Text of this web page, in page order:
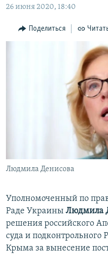
Вернутся
поискуИНФОГРАФИКА
ТЕЛЕПРОЕКТ КРЫМ.РЕАЛИИ
СОВЕТЫ ПРАВОЗАЩИТНИКОВ
ПРОПАВШИЕ БЕЗ ВЕСТИ
ПОБЕДИТЕЛЕЙ НЕ СУДЯТ?
КРЫМ.НЕПОКОРЕННЫЙ
УКРАИНСКАЯ ПРОБЛЕМА КРЫМА
РАДІО СВОБОДА
КАК ОБОЙТИ
ПРИСОЕДИНЯЙТЕСЬ!
Все сайты RFE/RL
26 июня 2020, 18:40
Поделиться
Людмила Денисова
Уполномоченный по
Раде Украины Людмила
решения российского
суда и подконтрольного
Крыма за вынесение